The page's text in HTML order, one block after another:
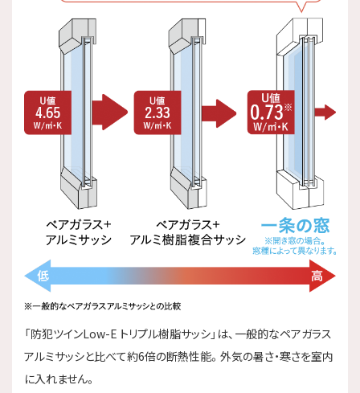
「防犯ツインLow-E トリプル樹脂サッシ」は、一般的なペアガラス
アルミサッシと比べて約6倍の断熱性能。外気の暑さ・寒さを室内
に入れません。